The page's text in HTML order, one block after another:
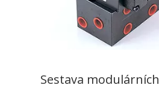
Sestava